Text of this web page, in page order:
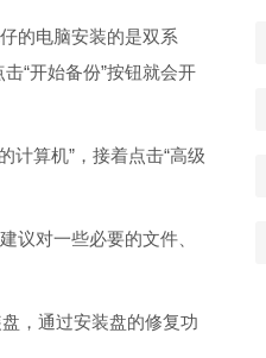
的电脑安装的是双系
“开始备份”按钮就会开
算机”，接着点击“高级
对一些必要的文件、
，通过安装盘的修复功